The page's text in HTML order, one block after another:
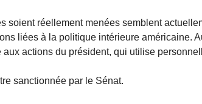
soient réellement menées semblent
liées à la politique intérieure américaine.
actions du président, qui utilise
sanctionnée par le Sénat.